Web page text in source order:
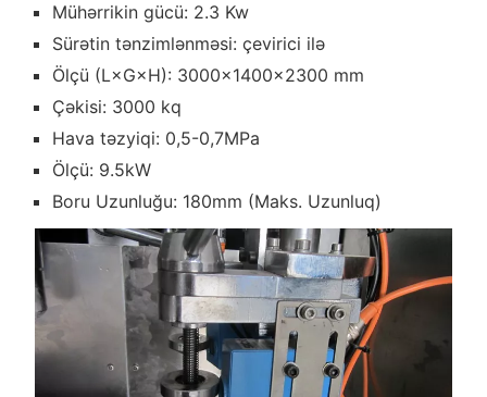
Mühərrikin gücü: 2.3 Kw
Sürətin tənzimlənməsi: çevirici ilə
Ölçü (L×G×H): 3000×1400×2300 mm
Çəkisi: 3000 kq
Hava təzyiqi: 0,5-0,7MPa
Ölçü: 9.5kW
Boru Uzunluğu: 180mm (Maks. Uzunluq)